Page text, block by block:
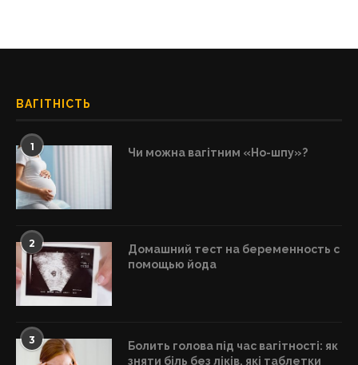
ВАГІТНІСТЬ
1 Чи можна вагітним «Но-шпу»?
2
Домашний тест на беременность с
помощью йода
3
Болить голова під час вагітності: як
зняти біль без ліків, які таблетки